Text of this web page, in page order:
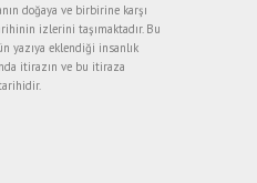
doğaya ve birbirine karşı
izlerini taşımaktadır. Bu
yazıya eklendiği insanlık
itirazın ve bu itiraza